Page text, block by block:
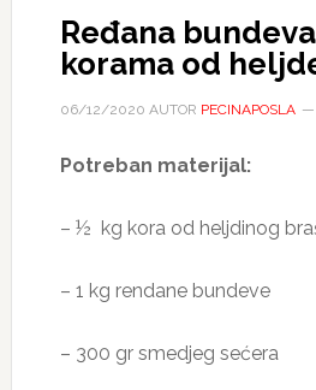
Ređana
korama od
06/12/2020 AUTOR PECINAPOSLA
Potreban materijal:
– ½ kg kora od heljdinog
– 1 kg rendane bundeve
– 300 gr smedjeg sećera